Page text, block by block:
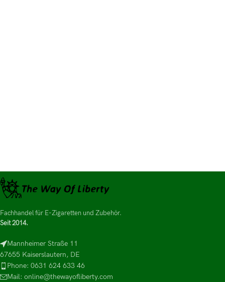
Fachhandel für E-Zigaretten und Zubehör.
Seit 2014.
Mannheimer Straße 11
67655 Kaiserslautern, DE
Phone: 0631 624 633 46
Mail: online@thewayofliberty.com